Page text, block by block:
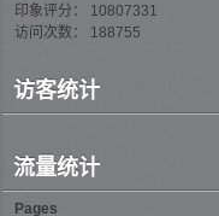
印象评分： 10807331
访问次数： 188755
访客统计
流量统计
Pages